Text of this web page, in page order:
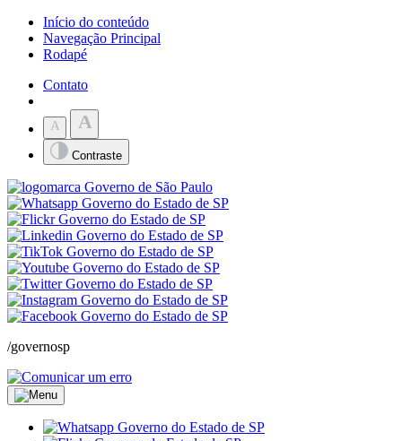
Início do conteúdo
Navegação Principal
Rodapé
Contato
A A
Contraste
/governosp